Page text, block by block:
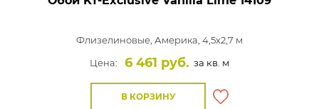
Флизелиновые, Америка, 4,5x2,7 м
Цена:
6 461 руб. за кв. м
В КОРЗИНУ